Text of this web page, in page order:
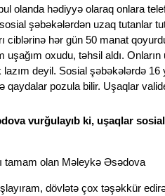
olanda hədiyyə olaraq onlara
şəbəkələrdən uzaq tutanlar
ciblərinə hər gün 50 manat
oxudu, təhsil aldı.
lazım deyil. Sosial şəbəkələrdə
qaydalar pozula bilir. Uşaqlar
vurğulayıb ki, uşaqlar
dövlətə çox təşəkkür